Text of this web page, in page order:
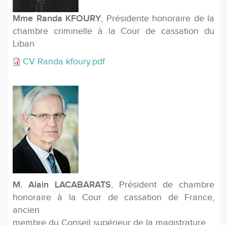
Mme Randa KFOURY, Présidente honoraire de la
chambre criminelle à la Cour de cassation du
Liban
CV Randa kfoury.pdf
M. Alain LACABARATS, Président de chambre
honoraire à la Cour de cassation de France,
ancien
membre du Conseil supérieur de la magistrature